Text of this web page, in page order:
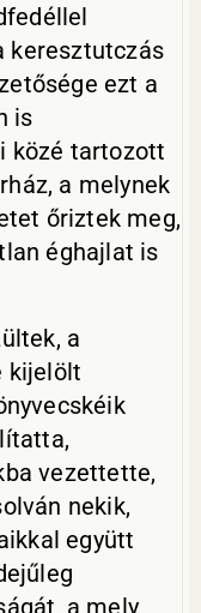
keresztutczás
ezt a
is
közé tartozott
a melynek
őriztek meg,
éghajlat is
a
kijelölt
vezettette,
nekik,
együtt
a mely